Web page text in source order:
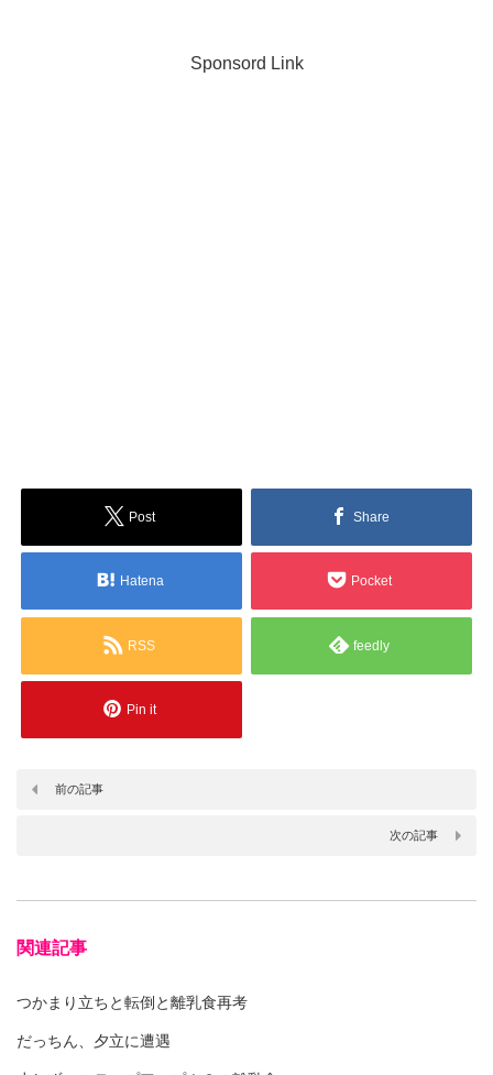
Sponsord Link
Post Share
Hatena Pocket
RSS feedly
Pin it
前の記事
次の記事
関連記事
つかまり立ちと転倒と離乳食再考
だっちん、夕立に遭遇